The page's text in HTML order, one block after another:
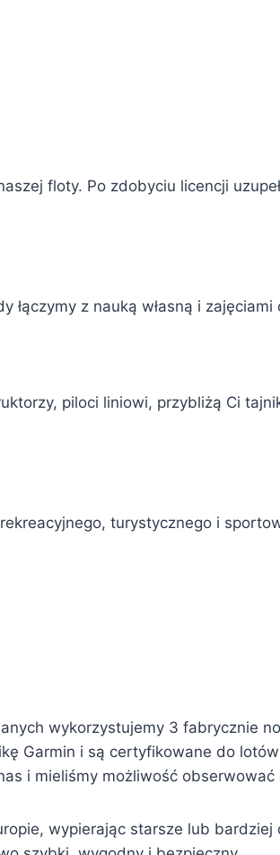
floty. Po zdobyciu licencji
łączymy z nauką własną i zajęciami
piloci liniowi, przybliżą Ci
turystycznego i
wykorzystujemy 3 fabrycznie
Garmin i są certyfikowane do
i mieliśmy możliwość obserwować
wypierając starsze lub bardziej